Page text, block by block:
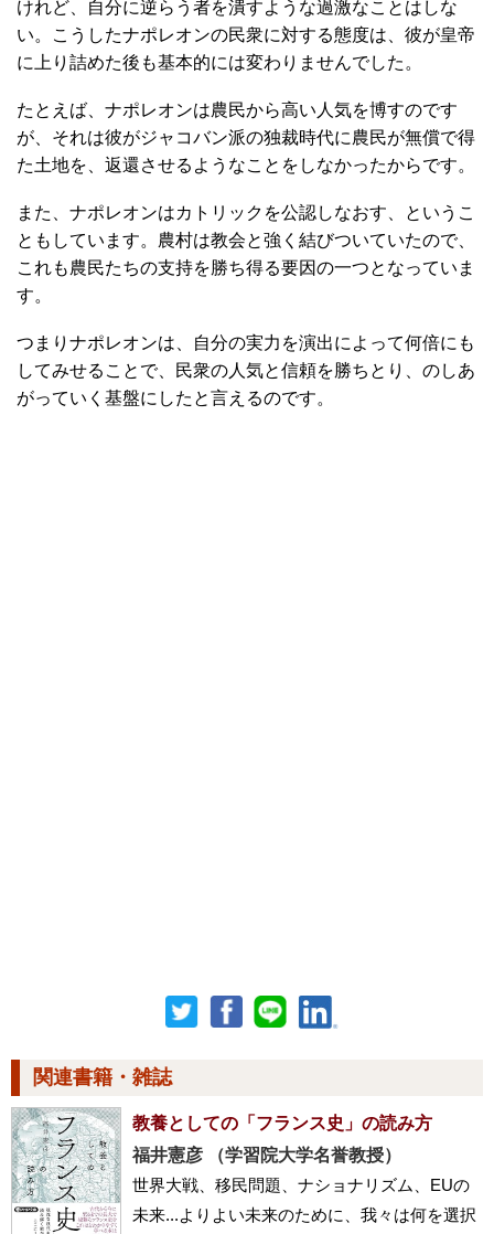
けれど、自分に逆らう者を潰すような過激なことはしな
い。こうしたナポレオンの民衆に対する態度は、彼が皇帝
に上り詰めた後も基本的には変わりませんでした。
たとえば、ナポレオンは農民から高い人気を博すのです
が、それは彼がジャコバン派の独裁時代に農民が無償で得
た土地を、返還させるようなことをしなかったからです。
また、ナポレオンはカトリックを公認しなおす、というこ
ともしています。農村は教会と強く結びついていたので、
これも農民たちの支持を勝ち得る要因の一つとなっていま
す。
つまりナポレオンは、自分の実力を演出によって何倍にも
してみせることで、民衆の人気と信頼を勝ちとり、のしあ
がっていく基盤にしたと言えるのです。
関連書籍・雑誌
教養としての「フランス史」の読み方
福井憲彦 （学習院大学名誉教授）
世界大戦、移民問題、ナショナリズム、EUの
未来...よりよい未来のために、我々は何を選択